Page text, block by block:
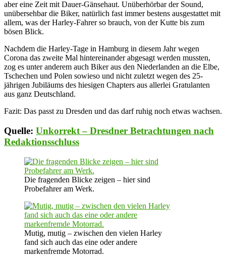
aber eine Zeit mit Dauer-Gänsehaut. Unüberhörbar der Sound,
unübersehbar die Biker, natürlich fast immer bestens ausgestattet mit
allem, was der Harley-Fahrer so brauch, von der Kutte bis zum
bösen Blick.
Nachdem die Harley-Tage in Hamburg in diesem Jahr wegen
Corona das zweite Mal hintereinander abgesagt werden mussten,
zog es unter anderem auch Biker aus den Niederlanden an die Elbe,
Tschechen und Polen sowieso und nicht zuletzt wegen des 25-
jährigen Jubiläums des hiesigen Chapters aus allerlei Gratulanten
aus ganz Deutschland.
Fazit: Das passt zu Dresden und das darf ruhig noch etwas wachsen.
Quelle: Unkorrekt – Dresdner Betrachtungen nach
Redaktionsschluss
Die fragenden Blicke zeigen – hier sind
Probefahrer am Werk.
Mutig, mutig – zwischen den vielen Harley
fand sich auch das eine oder andere
markenfremde Motorrad.